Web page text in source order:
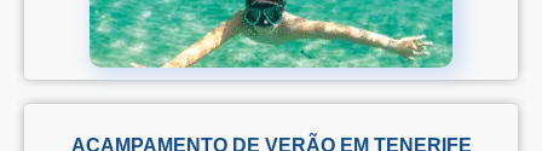
ACAMPAMENTO DE VERÃO EM TENERIFE